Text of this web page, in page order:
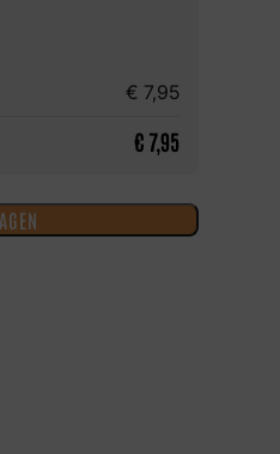
€ 7,95
€ 7,95